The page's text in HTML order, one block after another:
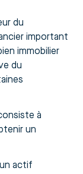
du
important
immobilier
du
à
un
actif